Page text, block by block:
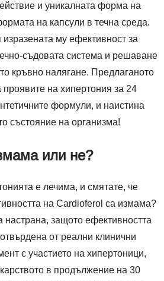
и уникалната форма на
на капсули в течна среда.
му ефективност за
съдовата система и решаване
кръвно налягане. Предлаганото
проявите на хипертония за 24
формули, и наистина
състояние на организма!
или не?
е лечима, и смятате, че
на Cardioferol са измама?
настрана, защото ефективността
от реални клинични
с участието на хипертоници,
в продължение на 30